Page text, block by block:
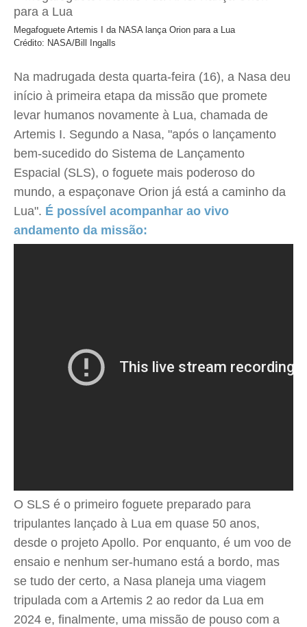
Megafoguete Artemis I da NASA lança Orion para a Lua
Crédito: NASA/Bill Ingalls
Na madrugada desta quarta-feira (16), a Nasa deu
início à primeira etapa da missão que promete
levar humanos novamente à Lua, chamada de
Artemis I. Segundo a Nasa, "após o lançamento
bem-sucedido do Sistema de Lançamento
Espacial (SLS), o foguete mais poderoso do
mundo, a espaçonave Orion já está a caminho da
Lua". É possível acompanhar ao vivo
andamento da missão:
O SLS é o primeiro foguete preparado para
tripulantes lançado à Lua em quase 50 anos,
desde o projeto Apollo. Por enquanto, é um voo de
ensaio e nenhum ser-humano está a bordo, mas
se tudo der certo, a Nasa planeja uma viagem
tripulada com a Artemis 2 ao redor da Lua em
2024 e, finalmente, uma missão de pouso com a